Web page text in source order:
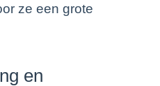
ze een grote
en